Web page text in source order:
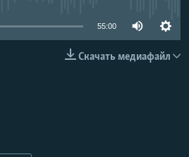
55:00
Скачать медиафайл